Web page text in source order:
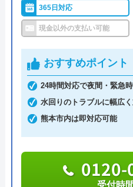
イースマイルがおす
イースマイルは対応する
ると認められている水道
土日祝日・深夜早朝含む
ても割増料金がかからず
費用がかからないかなり
実績も豊富で、スタッフ
ため技術力はもちろん
管、給湯器や蛇口の修理
365日対応
現金以外の支払い可能
おすすめポイント
24時間対応で夜間・緊急
水回りのトラブルに幅広
熊本市内は即対応可能
0120-
受付時